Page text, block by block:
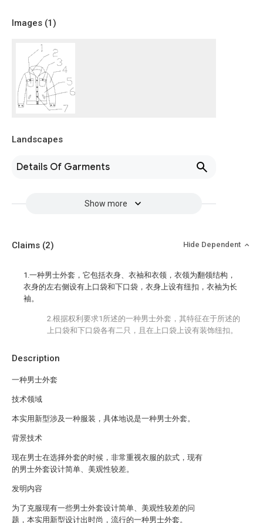
Images (1)
Landscapes
Details Of Garments
Show more
Description
一种男士外套
技术领域
本实用新型涉及一种服装，具体地说是一种男士外套。
背景技术
现在男士在选择外套的时候，非常重视衣服的款式，现有
的男士外套设计简单、美观性较差。
发明内容
为了克服现有一些男士外套设计简单、美观性较差的问
题，本实用新型设计出时尚，流行的一种男士外套。
Claims (2) Hide Dependent
1.一种男士外套，它包括衣身、衣袖和衣领，衣领为翻领结构，
衣身的左右侧设有上口袋和下口袋，衣身上设有纽扣，衣袖为长
袖。
2.根据权利要求1所述的一种男士外套，其特征在于所述的
上口袋和下口袋各有二只，且在上口袋上设有装饰纽扣。